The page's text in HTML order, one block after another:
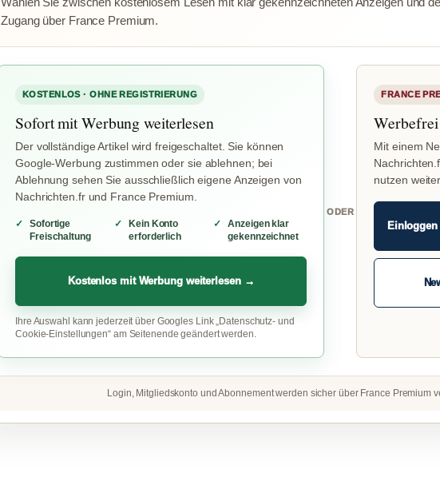
Zugang über France Premium.
KOSTENLOS · OHNE REGISTRIERUNG
Sofort mit Werbung weiterlesen
Der vollständige Artikel wird freigeschaltet. Sie können
Google-Werbung zustimmen oder sie ablehnen; bei
Ablehnung sehen Sie ausschließlich eigene Anzeigen von
Nachrichten.fr und France Premium.
Sofortige
Freischaltung
Kein Konto
erforderlich
Anzeigen klar
gekennzeichnet
Kostenlos mit Werbung weiterlesen →
Ihre Auswahl kann jederzeit über Googles Link „Datenschutz- und
Cookie-Einstellungen“ am Seitenende geändert werden.
ODER
FRANCE
Mit einem
nutzen
Login, Mitgliedskonto und Abonnement werden sicher über France Premium